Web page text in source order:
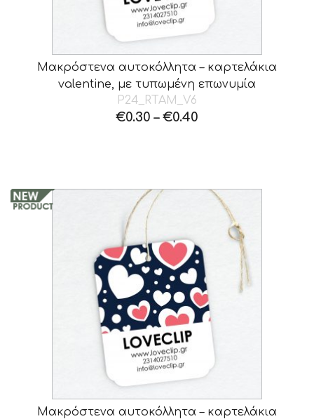
Μακρόστενα αυτοκόλλητα – καρτελάκια
valentine, με τυπωμένη επωνυμία
P24_RTAM_V6
€0.30 – €0.40
Μακρόστενα αυτοκόλλητα – καρτελάκια